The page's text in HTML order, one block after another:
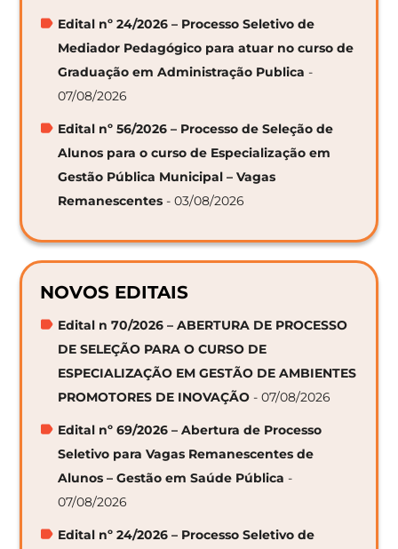
Edital nº 24/2026 – Processo Seletivo de
Mediador Pedagógico para atuar no curso de
Graduação em Administração Publica -
07/08/2026
Edital nº 56/2026 – Processo de Seleção de
Alunos para o curso de Especialização em
Gestão Pública Municipal – Vagas
Remanescentes - 03/08/2026
NOVOS EDITAIS
Edital n 70/2026 – ABERTURA DE PROCESSO
DE SELEÇÃO PARA O CURSO DE
ESPECIALIZAÇÃO EM GESTÃO DE AMBIENTES
PROMOTORES DE INOVAÇÃO - 07/08/2026
Edital nº 69/2026 – Abertura de Processo
Seletivo para Vagas Remanescentes de
Alunos – Gestão em Saúde Pública -
07/08/2026
Edital nº 24/2026 – Processo Seletivo de